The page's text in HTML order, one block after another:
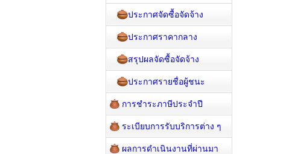
ประกาศจัดซื้อจัดจ้าง
ประกาศราคากลาง
สรุปผลจัดซื้อจัดจ้าง
ประกาศรายชื่อผู้ชนะ
การชำระภาษีประจำปี
ระเบียบการรับบริการต่าง ๆ
ผลการดำเนินงานที่ผ่านมา